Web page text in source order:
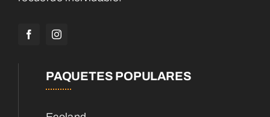
PAQUETES POPULARES